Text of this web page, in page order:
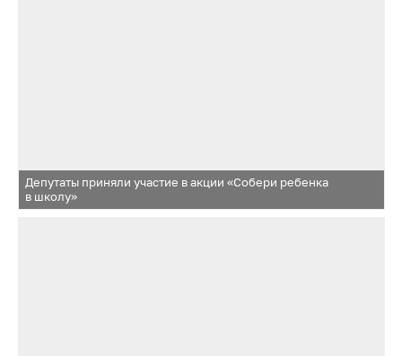
Депутаты приняли участие в акции «Собери ребенка
в школу»